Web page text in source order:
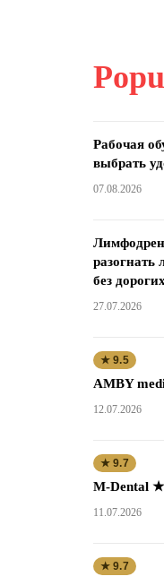
Рабочая
выбрать
07.08.2026
разогнать
без
27.07.2026
★ 9.5
AMBY
12.07.2026
★ 9.7
M-Dental
11.07.2026
★ 9.7